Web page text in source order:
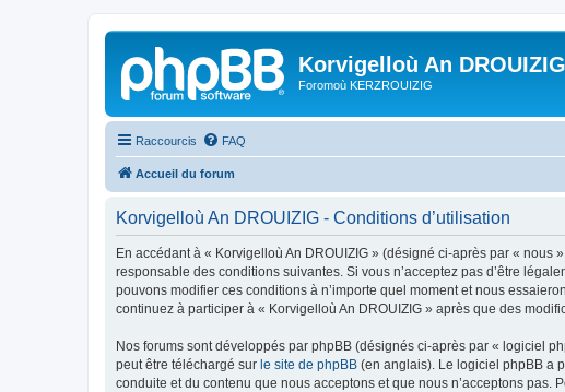
Korvigelloù An DROUIZIG
Foromoù KERZROUIZIG
Raccourcis FAQ
Accueil du forum
Korvigelloù An DROUIZIG - Conditions d’utilisation
En accédant à « Korvigelloù An DROUIZIG » (désigné ci-après par « nous
responsable des conditions suivantes. Si vous n’acceptez pas d’être
pouvons modifier ces conditions à n’importe quel moment et nous
continuez à participer à « Korvigelloù An DROUIZIG » après que des
Nos forums sont développés par phpBB (désignés ci-après par « logiciel
peut être téléchargé sur le site de phpBB (en anglais). Le logiciel phpBB a
conduite et du contenu que nous acceptons et que nous n’acceptons pas.